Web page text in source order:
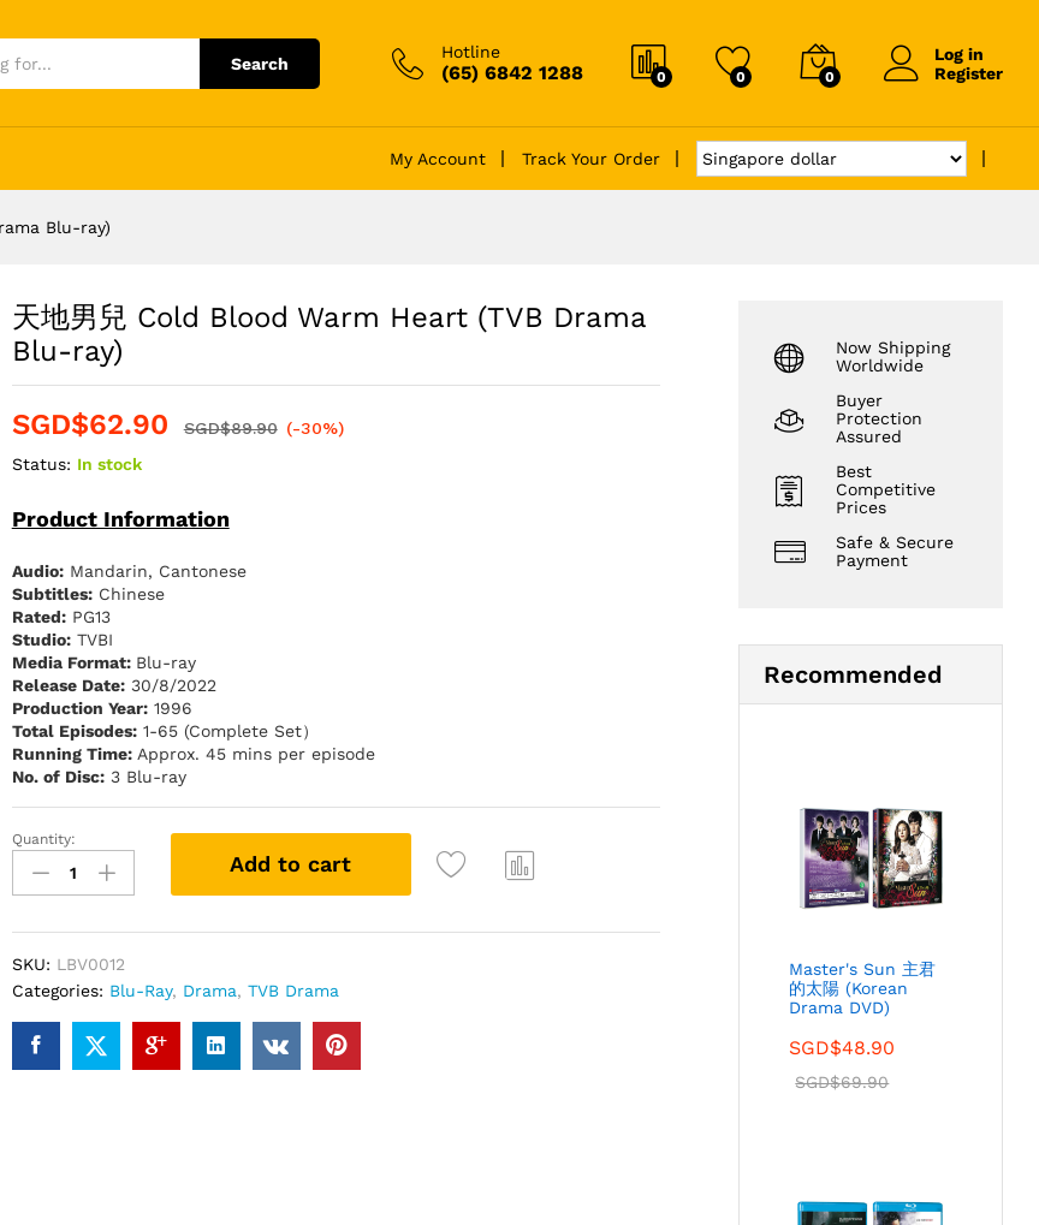
Search
Hotline
(65) 6842 1288 0 0 0
Log in
Register
My Account Track Your Order
Blu-ray)
天地男兒 Cold Blood Warm Heart (TVB Drama
Blu-ray)
SGD$62.90 SGD$89.90 (-30%)
Status: In stock
Product Information
Audio:Mandarin, Cantonese
Subtitles:Chinese
Rated:PG13
Studio:TVBI
Media Format: Blu-ray
Release Date:30/8/2022
Production Year:1996
Total Episodes:1-65 (Complete Set）
Running Time:Approx. 45 mins per episode
No. of Disc:3 Blu-ray
天
男
Blood
Warm
(TVB
Quantity:
Add to cart
SKU: LBV0012
Categories: Blu-Ray, Drama, TVB Drama
Now Shipping
Worldwide
Buyer
Protection
Assured
Best
Competitive
Prices
Safe & Secure
Payment
Recommended
Master's Sun 主君
的太陽 (Korean
Drama DVD)
SGD$48.90
SGD$69.90